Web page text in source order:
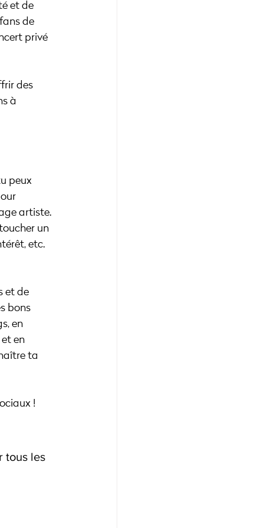
et de
de
privé
des
à
peux
artiste.
un
etc.
et de
bons
en
en
ta
!
tous les